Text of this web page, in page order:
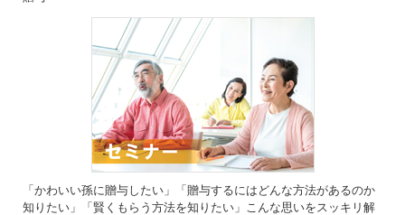
「かわいい孫に贈与したい」「贈与するにはどんな方法があるのか
知りたい」「賢くもらう方法を知りたい」こんな思いをスッキリ解